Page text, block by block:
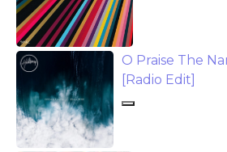
O Praise The
[Radio Edit]